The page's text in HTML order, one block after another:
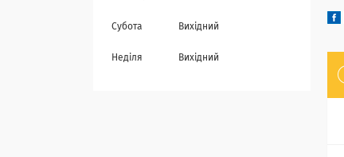
Субота Вихідний
Неділя Вихідний